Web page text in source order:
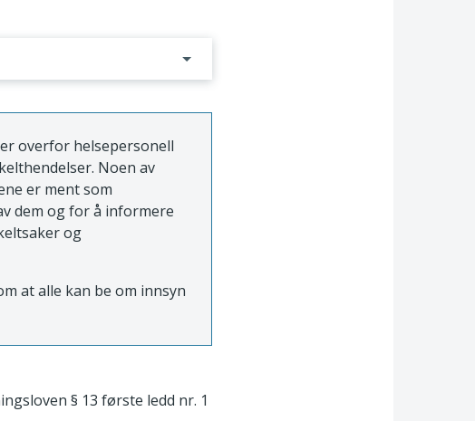
overfor helsepersonell
Noen av
er ment som
dem og for å informere
og
at alle kan be om innsyn
§ 13 første ledd nr. 1